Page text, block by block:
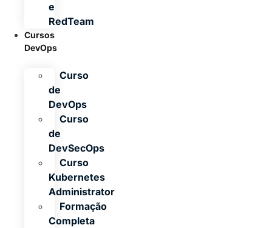
e
RedTeam
Cursos
DevOps
Curso
de
DevOps
Curso
de
DevSecOps
Curso
Kubernetes
Administrator
Formação
Completa